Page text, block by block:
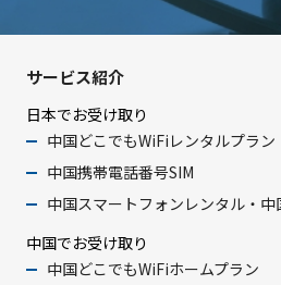
サービス紹介
日本でお受け取り
中国どこでもWiFiレンタルプラン
中国携帯電話番号SIM
中国スマートフォンレンタル・中
中国でお受け取り
中国どこでもWiFiホームプラン